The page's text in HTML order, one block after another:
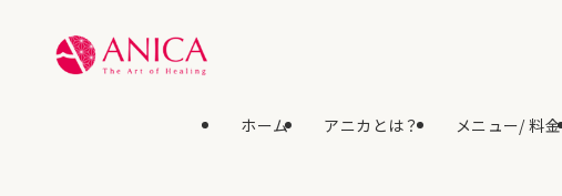
ホーム アニカとは？ メニュー/ 料金